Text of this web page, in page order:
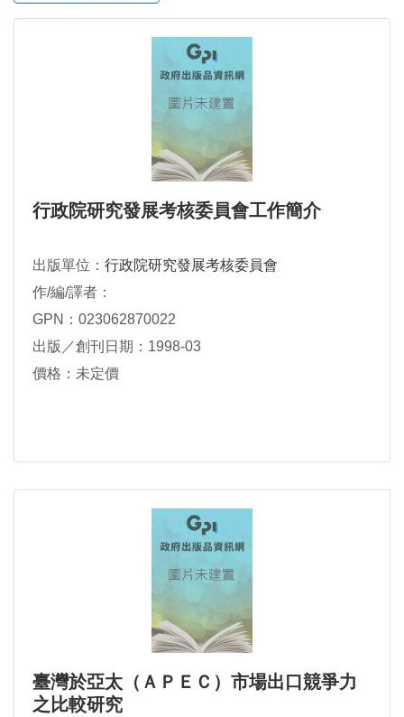
行政院研究發展考核委員會工作簡介
出版單位： 行政院研究發展考核委員會
作/編/譯者：
GPN：023062870022
出版／創刊日期：1998-03
價格：未定價
臺灣於亞太（ＡＰＥＣ）市場出口競爭力
之比較研究